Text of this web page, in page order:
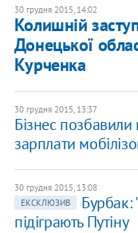
30 грудня 2015, 14:02
Колишній
Донецької
Курченка
30 грудня 2015, 13:37
Бізнес
зарплати
30 грудня 2015, 13:08
ЕКСКЛЮЗИВ
Бурбак:
підіграють Путіну